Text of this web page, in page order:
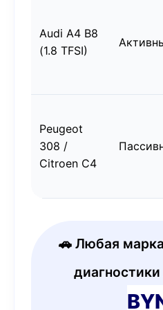
Audi A4 B8
(1.8 TFSI)
Peugeot
308 /
Citroen C4
🚗 Любая
диагностики